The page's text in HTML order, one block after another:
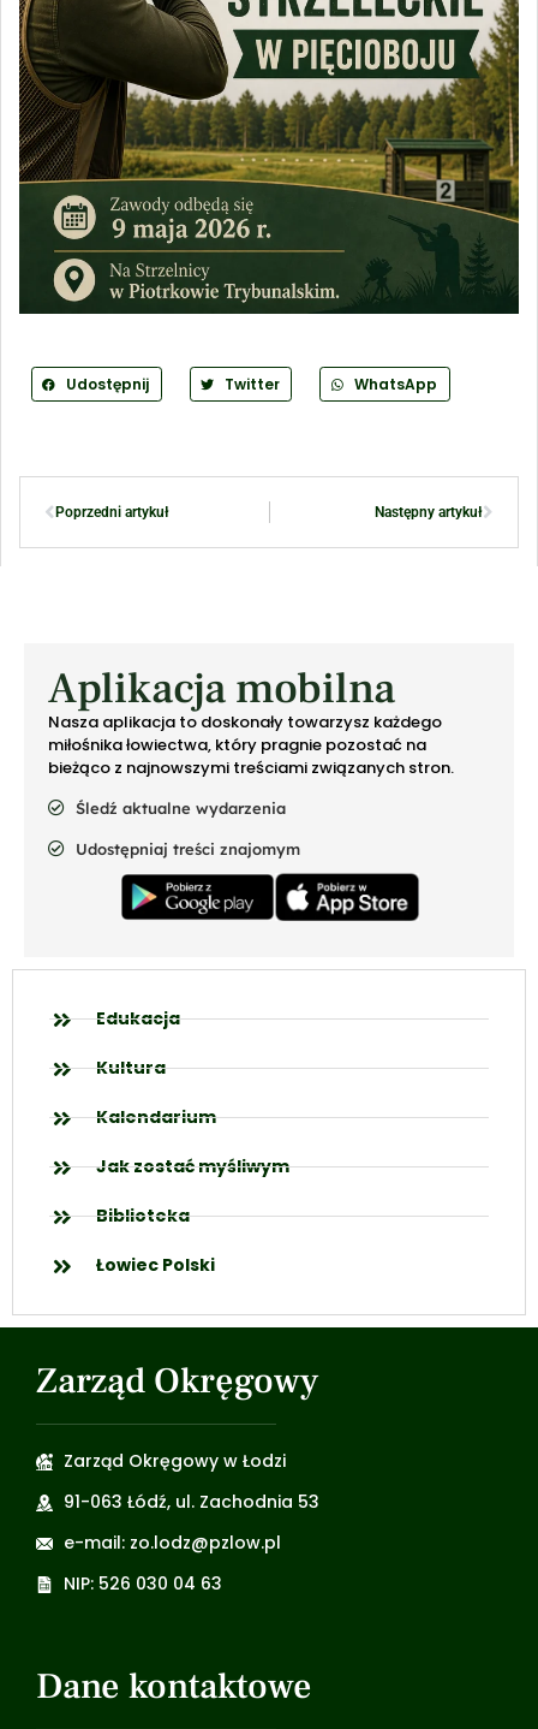
Udostępnij Twitter WhatsApp
Poprzedni artykuł Następny artykuł
Aplikacja mobilna
Nasza aplikacja to doskonały towarzysz każdego
miłośnika łowiectwa, który pragnie pozostać na
bieżąco z najnowszymi treściami związanych stron.
Śledź aktualne wydarzenia
Udostępniaj treści znajomym
Edukacja
Kultura
Kalendarium
Jak zostać myśliwym
Biblioteka
Łowiec Polski
Zarząd Okręgowy
Zarząd Okręgowy w Łodzi
91-063 Łódź, ul. Zachodnia 53
e-mail: zo.lodz@pzlow.pl
NIP: 526 030 04 63
Dane kontaktowe